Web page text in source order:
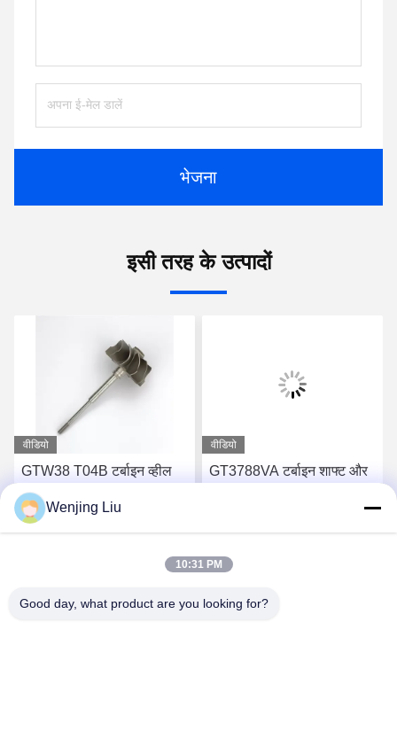
भेजना
इसी तरह के उत्पादों
वीडियो
GTW38 T04B टर्बाइन व्हील
शाफ्ट 407276-6 407276-19
446905-2 446905-5
टर्बोचार्जर के लिए
सबसे अच्छी कीमत पाएं
वीडियो
GT3788VA टर्बाइन शाफ्ट और
848212-5002S टर्बोचार्जर के
लिए
Wenjing Liu
10:31 PM
Good day, what product are you looking for?